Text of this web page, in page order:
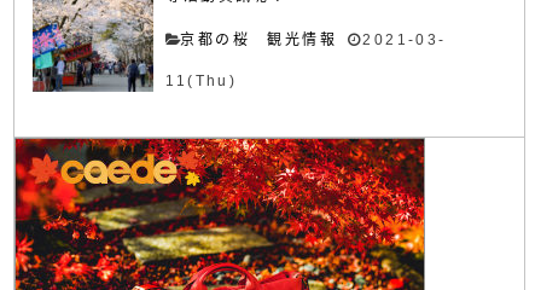
京都の桜 観光情報 2021-03-
11(Thu)